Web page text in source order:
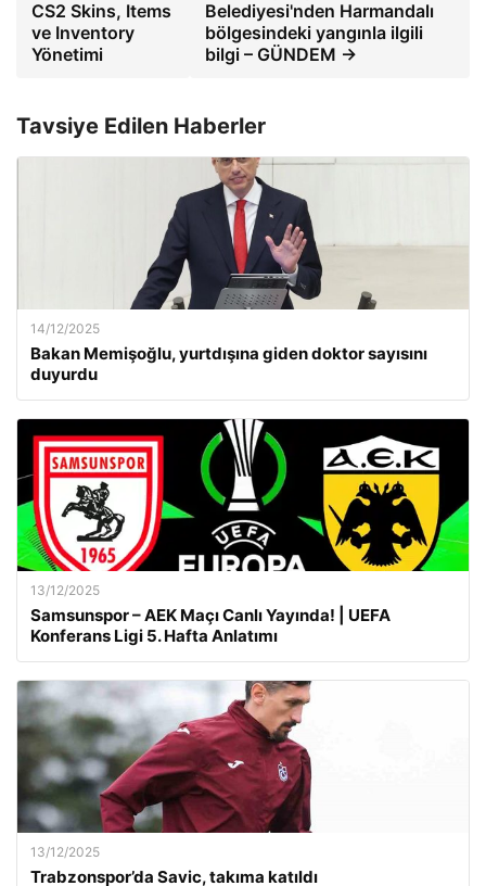
CS2 Skins, Items
ve Inventory
Yönetimi
Belediyesi'nden Harmandalı
bölgesindeki yangınla ilgili
bilgi – GÜNDEM →
Tavsiye Edilen Haberler
14/12/2025
Bakan Memişoğlu, yurtdışına giden doktor sayısını
duyurdu
13/12/2025
Samsunspor – AEK Maçı Canlı Yayında! | UEFA
Konferans Ligi 5. Hafta Anlatımı
13/12/2025
Trabzonspor’da Savic, takıma katıldı